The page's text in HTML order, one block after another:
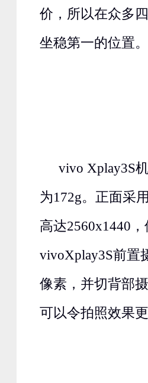
价，所以在众多
坐稳第一的位置。
vivo Xplay3S
为172g。正面采
高达2560x1440
vivoXplay3S前置
像素，并切背部
可以令拍照效果更